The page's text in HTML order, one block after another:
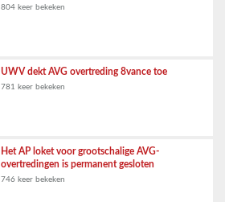
804 keer bekeken
UWV dekt AVG overtreding 8vance toe
781 keer bekeken
Het AP loket voor grootschalige AVG-
overtredingen is permanent gesloten
746 keer bekeken